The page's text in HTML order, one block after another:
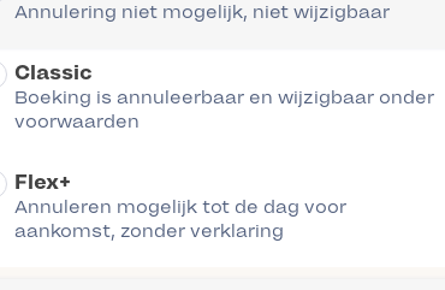
Annulering niet mogelijk, niet wijzigbaar
Classic
Boeking is annuleerbaar en wijzigbaar onder
voorwaarden
Flex+
Annuleren mogelijk tot de dag voor
aankomst, zonder verklaring